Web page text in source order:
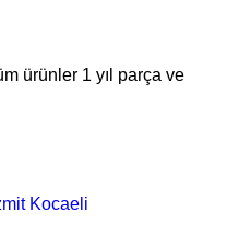
ürünler 1 yıl parça ve
Kocaeli